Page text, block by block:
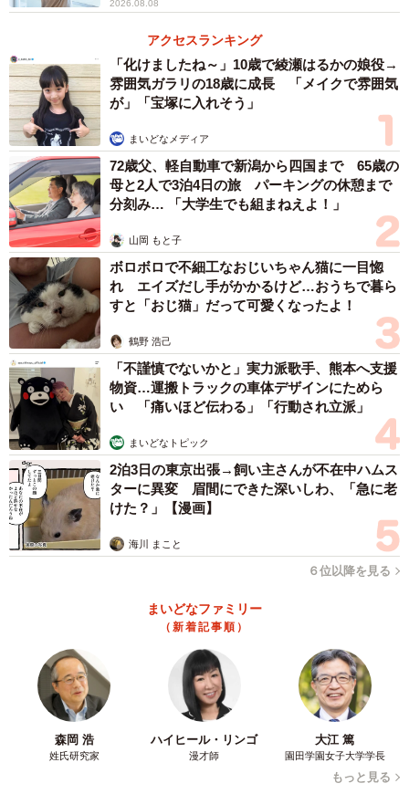
担当者：リカちゃん発売から55年以上が経ち、親子3世代で
楽しんでいただける存在になりました。「リカちゃんでん
わってまだあるんだ！」と懐かしんでくださるお声もいた
だきます。子どもの頃に電話をかけてくれていた方が、
「リカちゃん」という共通の話題で世代を越え、楽しく盛
り上がってもらえたら嬉しいです。初めて電話をしてくれ
る方も、久しぶりの方もぜひリカちゃんでんわにお電話い
ただけると嬉しいです。
3/3
リカちゃんの家系図 パパはフランス人で、リカちゃんはまだ11歳の小
SNSでは「子供の頃はドキドキしてかけられなかったけ
ど、今ならかけられる！」「都市伝説かと思ってた」「親
に内緒でかけたな」「公衆電話からかけて、後ろに人が並
ばれて焦った」など当時の思い出が語られている。大人に
なっても、あの頃のリカちゃんが待っててくれる「リカち
2026.08.08
アクセスランキング
「化けましたね～」10歳で綾瀬はるかの娘役→
雰囲気ガラリの18歳に成長 「メイクで雰囲気
が」「宝塚に入れそう」
まいどなメディア
72歳父、軽自動車で新潟から四国まで 65歳の
母と2人で3泊4日の旅 パーキングの休憩まで
分刻み… 「大学生でも組まねえよ！」
山岡 もと子
ボロボロで不細工なおじいちゃん猫に一目惚
れ エイズだし手がかかるけど…おうちで暮ら
すと「おじ猫」だって可愛くなったよ！
鶴野 浩己
「不謹慎でないかと」実力派歌手、熊本へ支援
物資…運搬トラックの車体デザインにためら
い 「痛いほど伝わる」「行動され立派」
まいどなトピック
2泊3日の東京出張→飼い主さんが不在中ハムス
ターに異変 眉間にできた深いしわ、「急に老
けた？」【漫画】
海川 まこと
６位以降を見る
まいどなファミリー
（新着記事順）
森岡 浩
姓氏研究家
ハイヒール・リンゴ
漫才師
大江 篤
園田学園女子大学学長
もっと見る